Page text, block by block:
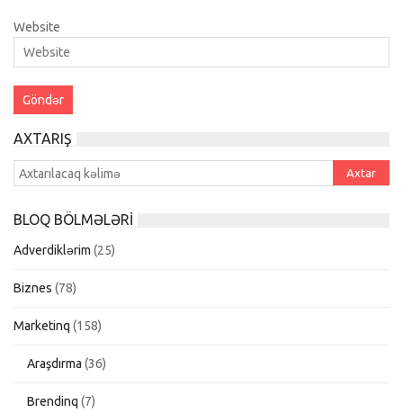
Website
AXTARIŞ
BLOQ BÖLMƏLƏRI
Adverdiklərim (25)
Biznes (78)
Marketinq (158)
Araşdırma (36)
Brendinq (7)